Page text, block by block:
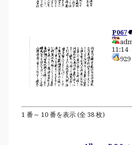
P067
11:14
929
1 番～ 10 番を表示 (全 38 枚)